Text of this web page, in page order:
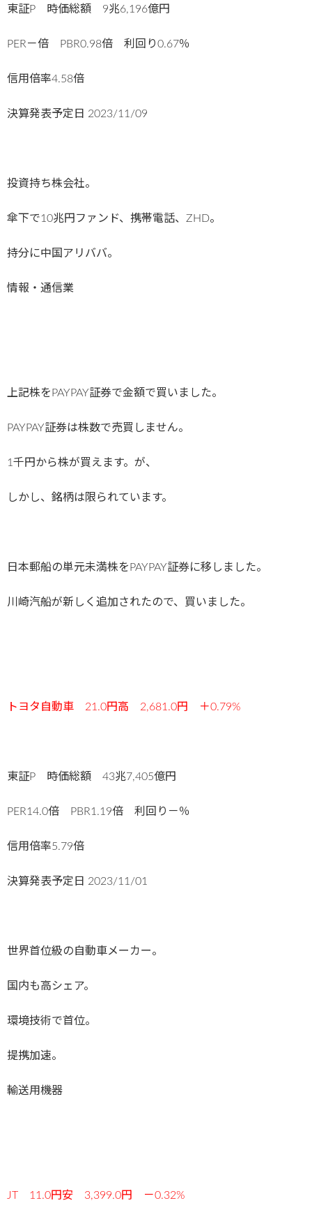
東証P 時価総額 9兆6,196億円
PER－倍 PBR0.98倍 利回り0.67％
信用倍率4.58倍
決算発表予定日 2023/11/09
投資持ち株会社。
傘下で10兆円ファンド、携帯電話、ZHD。
持分に中国アリババ。
情報・通信業
上記株をPAYPAY証券で金額で買いました。
PAYPAY証券は株数で売買しません。
1千円から株が買えます。が、
しかし、銘柄は限られています。
日本郵船の単元未満株をPAYPAY証券に移しました。
川崎汽船が新しく追加されたので、買いました。
トヨタ自動車 21.0円高 2,681.0円 ＋0.79%
東証P 時価総額 43兆7,405億円
PER14.0倍 PBR1.19倍 利回り－％
信用倍率5.79倍
決算発表予定日 2023/11/01
世界首位級の自動車メーカー。
国内も高シェア。
環境技術で首位。
提携加速。
輸送用機器
JT 11.0円安 3,399.0円 －0.32%